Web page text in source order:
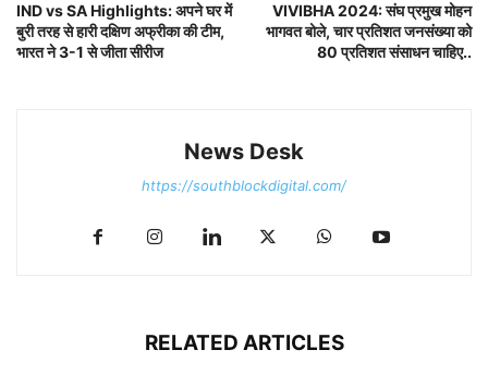
IND vs SA Highlights: अपने घर में
बुरी तरह से हारी दक्षिण अफ्रीका की टीम,
भारत ने 3-1 से जीता सीरीज
VIVIBHA 2024: संघ प्रमुख मोहन
भागवत बोले, चार प्रतिशत जनसंख्या को
80 प्रतिशत संसाधन चाहिए..
News Desk
https://southblockdigital.com/
RELATED ARTICLES